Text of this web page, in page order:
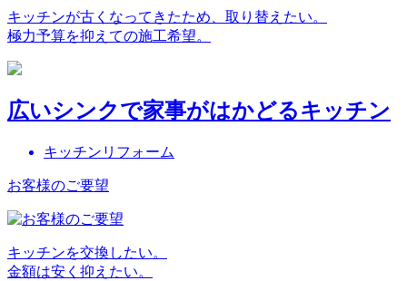
キッチンが古くなってきたため、取り替えたい。
極力予算を抑えての施工希望。
広いシンクで家事がはかどるキッチン
キッチンリフォーム
お客様のご要望
キッチンを交換したい。
金額は安く抑えたい。